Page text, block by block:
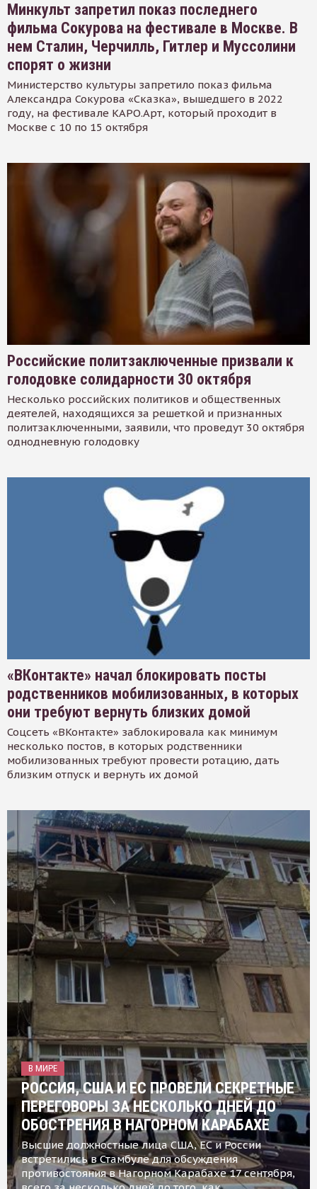
Минкульт запретил показ последнего
фильма Сокурова на фестивале в Москве. В
нем Сталин, Черчилль, Гитлер и Муссолини
спорят о жизни
Министерство культуры запретило показ фильма
Александра Сокурова «Сказка», вышедшего в 2022
году, на фестивале КАРО.Арт, который проходит в
Москве с 10 по 15 октября
Российские политзаключенные призвали к
голодовке солидарности 30 октября
Несколько российских политиков и общественных
деятелей, находящихся за решеткой и признанных
политзаключенными, заявили, что проведут 30 октября
однодневную голодовку
«ВКонтакте» начал блокировать посты
родственников мобилизованных, в которых
они требуют вернуть близких домой
Соцсеть «ВКонтакте» заблокировала как минимум
несколько постов, в которых родственники
мобилизованных требуют провести ротацию, дать
близким отпуск и вернуть их домой
В МИРЕ
РОССИЯ, США И ЕС ПРОВЕЛИ СЕКРЕТНЫЕ
ПЕРЕГОВОРЫ ЗА НЕСКОЛЬКО ДНЕЙ ДО
ОБОСТРЕНИЯ В НАГОРНОМ КАРАБАХЕ
Высшие должностные лица США, ЕС и России
встретились в Стамбуле для обсуждения
противостояния в Нагорном Карабахе 17 сентября,